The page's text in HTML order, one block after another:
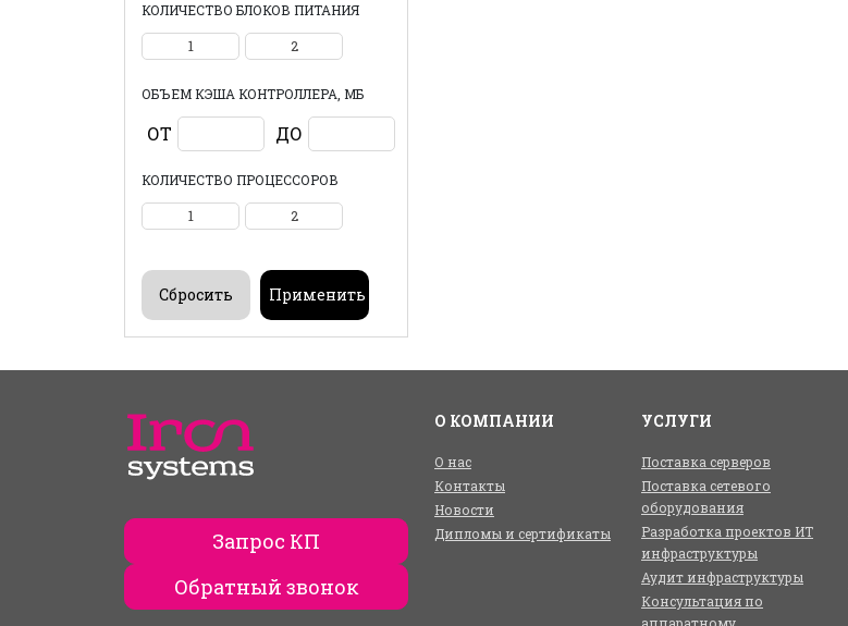
КОЛИЧЕСТВО БЛОКОВ ПИТАНИЯ
1 2
ОБЪЕМ КЭША КОНТРОЛЛЕРА, МБ
ОТ ДО
КОЛИЧЕСТВО ПРОЦЕССОРОВ
1 2
Запрос КП
Обратный звонок
О КОМПАНИИ
О нас
Контакты
Новости
Дипломы и сертификаты
УСЛУГИ
Поставка серверов
Поставка сетевого
оборудования
Разработка проектов ИТ
инфраструктуры
Аудит инфраструктуры
Консультация по